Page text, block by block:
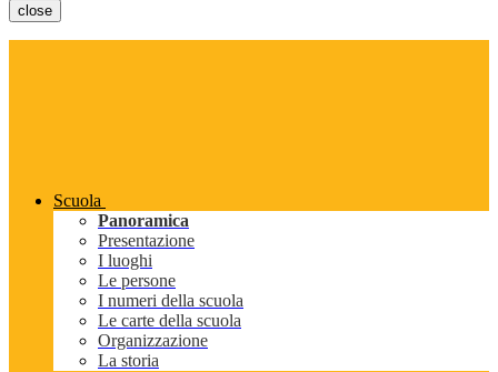
close
Scuola
Panoramica
Presentazione
I luoghi
Le persone
I numeri della scuola
Le carte della scuola
Organizzazione
La storia